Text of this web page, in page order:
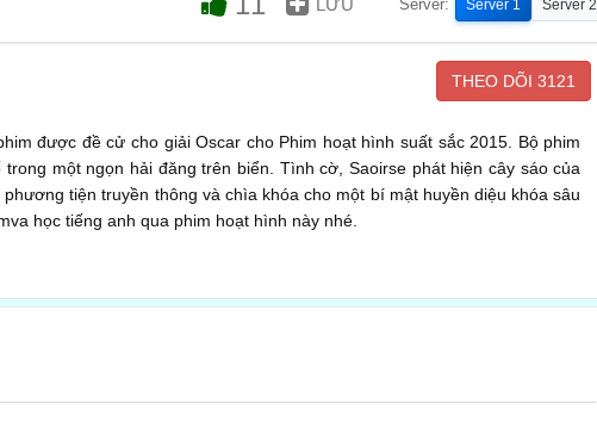
LƯU Server: Server 1 Server 2
THEO DÕI 3121
được đề cử cho giải Oscar cho Phim hoạt hình suất sắc 2015. Bộ phim
một ngọn hải đăng trên biển. Tình cờ, Saoirse phát hiện cây sáo của
tiện truyền thông và chìa khóa cho một bí mật huyền diệu khóa sâu
học tiếng anh qua phim hoạt hình này nhé.